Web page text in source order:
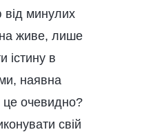
минулих
живе, лише
істину в
наявна
це очевидно?
свій